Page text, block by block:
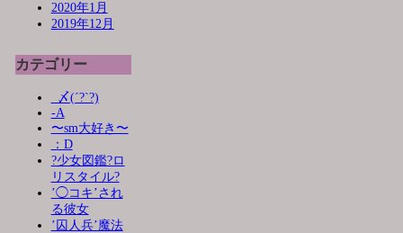
2020年1月
2019年12月
カテゴリー
_〆(´?`?)
-A
〜sm大好き〜
：D
?少女図鑑?ロ
リスタイル?
’◯コキ’され
る彼女
’囚人兵’魔法